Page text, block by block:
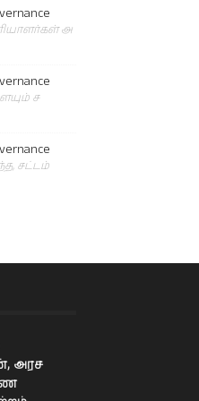
அ
ச
சட்டம்
அரச